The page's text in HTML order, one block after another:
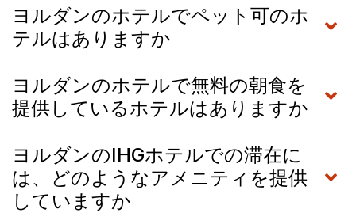
ヨルダンのホテルでペット可のホ
テルはありますか
ヨルダンのホテルで無料の朝食を
提供しているホテルはありますか
ヨルダンのIHGホテルでの滞在に
は、どのようなアメニティを提供
していますか